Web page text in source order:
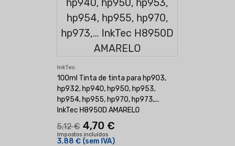
InkTec
100ml Tinta de tinta para hp903,
hp932, hp940, hp950, hp953,
hp954, hp955, hp970, hp973,...
InkTec H8950D AMARELO
5,12 € 4,70 €
Impostos incluídos
3,88 € (sem IVA)